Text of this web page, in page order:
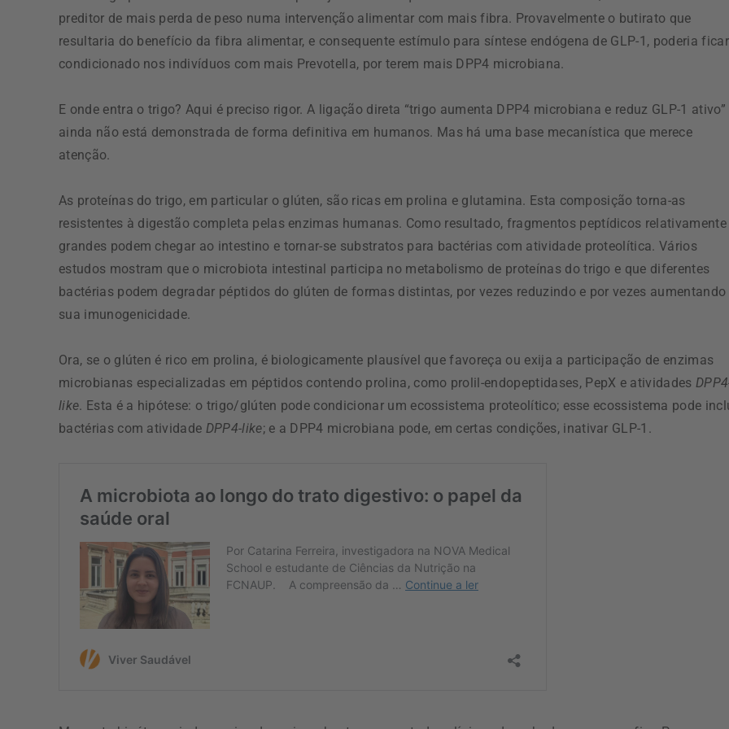
preditor de mais perda de peso numa intervenção alimentar com mais fibra. Provavelmente o butirato que
resultaria do benefício da fibra alimentar, e consequente estímulo para síntese endógena de GLP-1, poderia ficar
condicionado nos indivíduos com mais Prevotella, por terem mais DPP4 microbiana.
E onde entra o trigo? Aqui é preciso rigor. A ligação direta “trigo aumenta DPP4 microbiana e reduz GLP-1 ativo”
ainda não está demonstrada de forma definitiva em humanos. Mas há uma base mecanística que merece
atenção.
As proteínas do trigo, em particular o glúten, são ricas em prolina e glutamina. Esta composição torna-as
resistentes à digestão completa pelas enzimas humanas. Como resultado, fragmentos peptídicos relativamente
grandes podem chegar ao intestino e tornar-se substratos para bactérias com atividade proteolítica. Vários
estudos mostram que o microbiota intestinal participa no metabolismo de proteínas do trigo e que diferentes
bactérias podem degradar péptidos do glúten de formas distintas, por vezes reduzindo e por vezes aumentando
sua imunogenicidade.
Ora, se o glúten é rico em prolina, é biologicamente plausível que favoreça ou exija a participação de enzimas
microbianas especializadas em péptidos contendo prolina, como prolil-endopeptidases, PepX e atividades
like. Esta é a hipótese: o trigo/glúten pode condicionar um ecossistema proteolítico; esse ecossistema pode
bactérias com atividade DPP4-like; e a DPP4 microbiana pode, em certas condições, inativar GLP-1.